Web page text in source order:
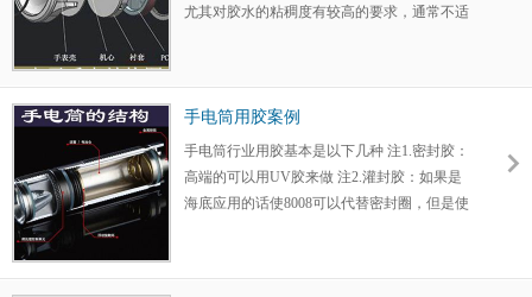
尤其对胶水的粘稠度有较高的要求，通常不适
手电筒用胶案例
手电筒行业用胶基本是以下几种 注1.密封胶：
高端的可以用UV胶来做 注2.灌封胶：如果是
海底应用的话使8008可以代替密封圈，但是使